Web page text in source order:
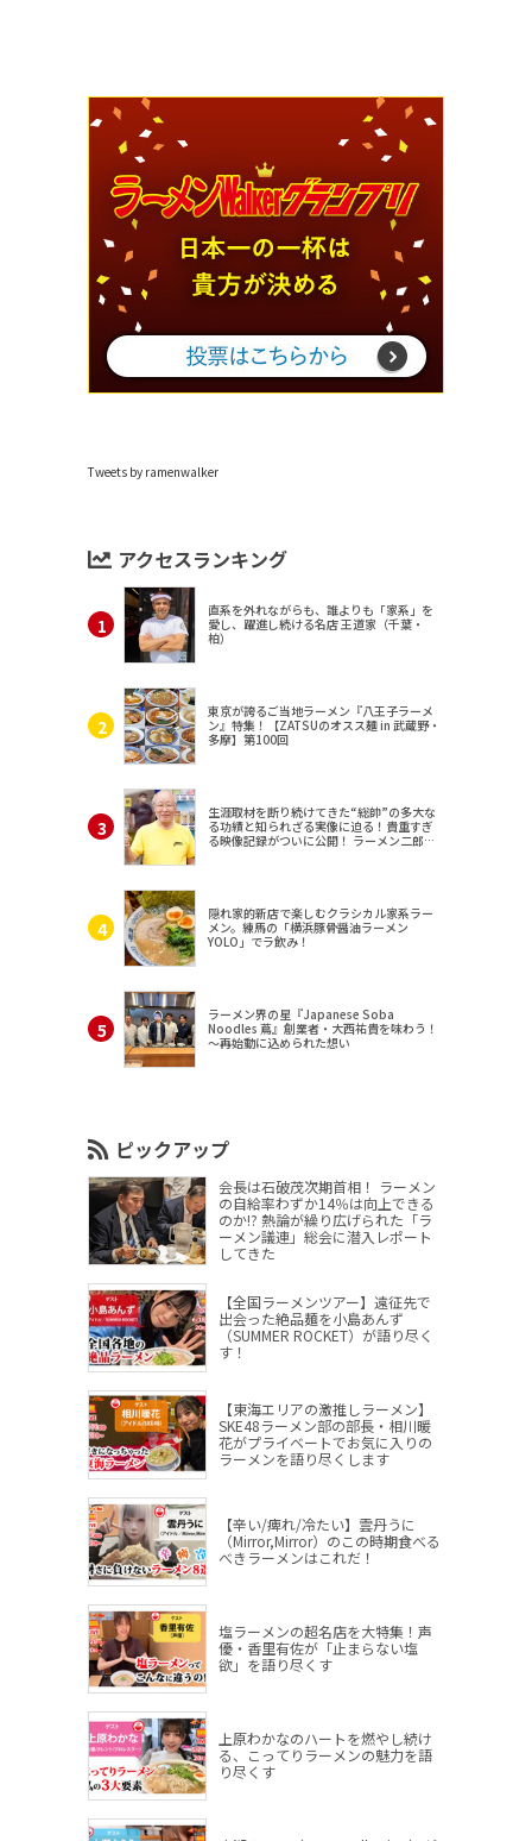
Tweets by ramenwalker
アクセスランキング
直系を外れながらも、誰よりも「家系」を
愛し、躍進し続ける名店 王道家（千葉・
柏）
東京が誇るご当地ラーメン『八王子ラーメ
ン』特集！【ZATSUのオスス麺 in 武蔵野・
多摩】第100回
生涯取材を断り続けてきた“総帥”の多大な
る功績と知られざる実像に迫る！貴重すぎ
る映像記録がついに公開！ ラーメン二郎
隠れ家的新店で楽しむクラシカル家系ラー
メン。練馬の「横浜豚骨醤油ラーメン
YOLO」でラ飲み！
ラーメン界の星『Japanese Soba
Noodles 蔦』創業者・大西祐貴を味わう！
～再始動に込められた想い
ピックアップ
会長は石破茂次期首相！ ラーメン
の自給率わずか14％は向上できる
のか!? 熱論が繰り広げられた「ラ
ーメン議連」総会に潜入レポート
してきた
【全国ラーメンツアー】遠征先で
出会った絶品麺を小島あんず
（SUMMER ROCKET）が語り尽く
す！
【東海エリアの激推しラーメン】
SKE48ラーメン部の部長・相川暖
花がプライベートでお気に入りの
ラーメンを語り尽くします
【辛い/痺れ/冷たい】雲丹うに
（Mirror,Mirror）のこの時期食べる
べきラーメンはこれだ！
塩ラーメンの超名店を大特集！声
優・香里有佐が「止まらない塩
欲」を語り尽くす
上原わかなのハートを燃やし続け
る、こってりラーメンの魅力を語
り尽くす